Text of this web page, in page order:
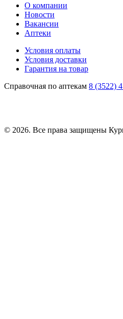
О компании
Новости
Вакансии
Аптеки
Условия оплаты
Условия доставки
Гарантия на товар
Справочная по аптекам 8 (3522)
© 2026. Все права защищены